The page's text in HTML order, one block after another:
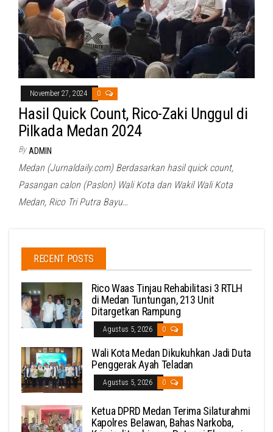
November 27, 2024 0
Hasil Quick Count, Rico-Zaki Unggul di
Pilkada Medan 2024
By ADMIN
Medan (Jurnaldaily.com) Berdasarkan hasil quick count,
Pasangan calon (Paslon) Wali Kota dan Wakil Wali Kota
Medan, Rico Tri Putra Bayu…
RECENT POSTS
Rico Waas Tinjau Rehabilitasi 3 RTLH
di Medan Tuntungan, 213 Unit
Ditargetkan Rampung
Agustus 5, 2026 0
Wali Kota Medan Dikukuhkan Jadi Duta
Penggerak Ayah Teladan
Agustus 5, 2026 0
Ketua DPRD Medan Terima Silaturahmi
Kapolres Belawan, Bahas Narkoba,